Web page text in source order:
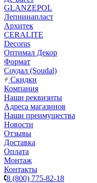
GLANZEPOL
Лепнинапласт
Архитек
CERALITE
Decorus
Оптимал Декор
Формат
Соудал (Soudal)
Скидки
Компания
Наши реквизиты
Адреса магазинов
Наши преимущества
Новости
Отзывы
Доставка
Оплата
Монтаж
Контакты
8 (800) 775-82-18